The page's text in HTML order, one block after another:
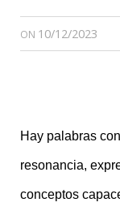
ON 10/12/2023
Hay palabras
resonancia,
conceptos